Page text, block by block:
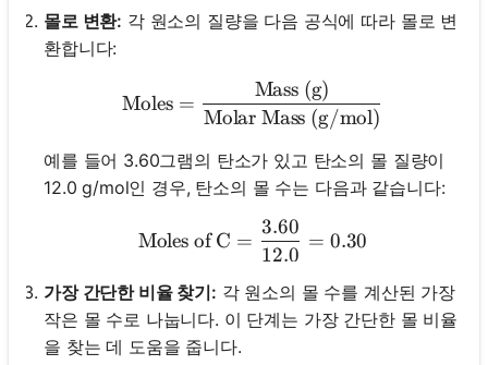
몰로 변환: 각 원소의 질량을 다음 공식에 따라 몰로 변
환합니다:
\text{Moles} =
Moles =
Molar Mass (g/mol)
Mass (g)
예를 들어 3.60그램의 탄소가 있고 탄소의 몰 질량이
12.0 g/mol인 경우, 탄소의 몰 수는 다음과 같습니다:
\text{Moles of C} =
Moles of C =
12.0
3.60
= 0.30
가장 간단한 비율 찾기: 각 원소의 몰 수를 계산된 가장
작은 몰 수로 나눕니다. 이 단계는 가장 간단한 몰 비율
을 찾는 데 도움을 줍니다.